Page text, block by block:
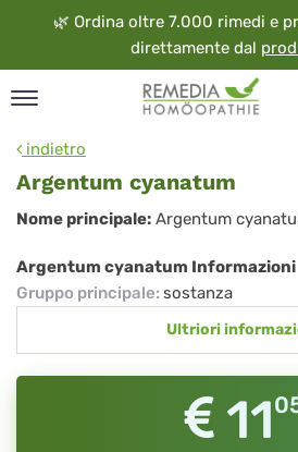
🌿 Ordina oltre 7.000 rimedi e
direttamente dal
indietro
Argentum cyanatum
Argentum
cyanatum
Nome principale: Argentum
Argentum cyanatum Informazioni
Gruppo principale: sostanza
Ultriori
11